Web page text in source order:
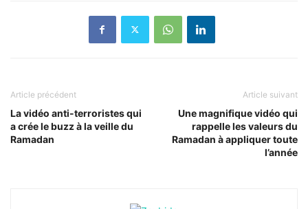
Article précédent
La vidéo anti-terroristes qui
a crée le buzz à la veille du
Ramadan
Article suivant
Une magnifique vidéo qui
rappelle les valeurs du
Ramadan à appliquer toute
l’année